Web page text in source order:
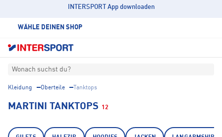
INTERSPORT App downloaden
WÄHLE DEINEN SHOP
Wonach suchst du?
Kleidung Oberteile Tanktops
MARTINI TANKTOPS 12